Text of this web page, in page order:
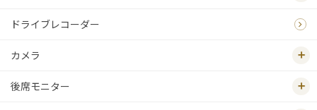
ドライブレコーダー
カメラ
後席モニター